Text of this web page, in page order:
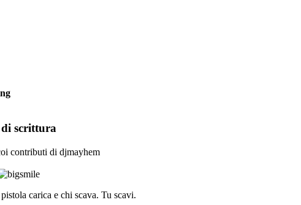
scrittura
contributi di djmayhem
carica e chi scava. Tu scavi.